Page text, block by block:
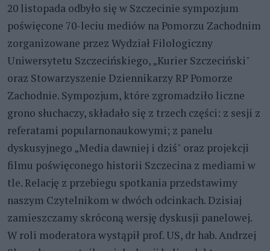
20 listopada odbyło się w Szczecinie sympozjum
poświęcone 70-leciu mediów na Pomorzu Zachodnim
zorganizowane przez Wydział Filologiczny
Uniwersytetu Szczecińskiego, „Kurier Szczeciński"
oraz Stowarzyszenie Dziennikarzy RP Pomorze
Zachodnie. Sympozjum, które zgromadziło liczne
grono słuchaczy, składało się z trzech części: z sesji z
referatami popularnonaukowymi; z panelu
dyskusyjnego „Media dawniej i dziś" oraz projekcji
filmu poświęconego historii Szczecina z mediami w
tle. Relację z przebiegu spotkania przedstawimy
naszym Czytelnikom w dwóch odcinkach. Dzisiaj
zamieszczamy skróconą wersję dyskusji panelowej.
W roli moderatora wystąpił prof. US, dr hab. Andrzej